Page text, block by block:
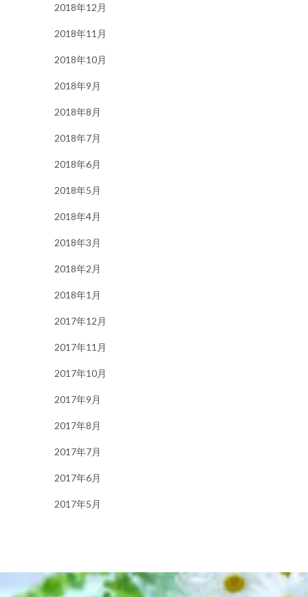
2018年12月
2018年11月
2018年10月
2018年9月
2018年8月
2018年7月
2018年6月
2018年5月
2018年4月
2018年3月
2018年2月
2018年1月
2017年12月
2017年11月
2017年10月
2017年9月
2017年8月
2017年7月
2017年6月
2017年5月